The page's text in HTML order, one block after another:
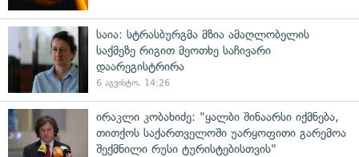
საია: სტრასბურგმა მზია ამაღლობელის
საქმეზე რიგით მეოთხე საჩივარი
დაარეგისტრირა
6 აგვისტო, 14:26
ირაკლი კობახიძე: "ყალბი შინაარსი იქმნება,
თითქოს საქართველოში უარყოფითი გარემოა
შექმნილი რუსი ტურისტებისთვის"